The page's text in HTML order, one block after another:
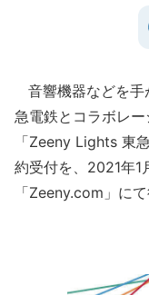
音響機器などを手
急電鉄とコラボレ
「Zeeny Lights 東
約受付を、2021年1
「Zeeny.com」に